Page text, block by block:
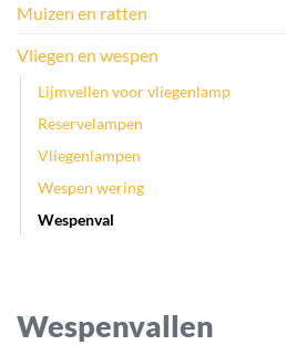
Muizen en ratten
Vliegen en wespen
Lijmvellen voor vliegenlamp
Reservelampen
Vliegenlampen
Wespen wering
Wespenval
Wespenvallen